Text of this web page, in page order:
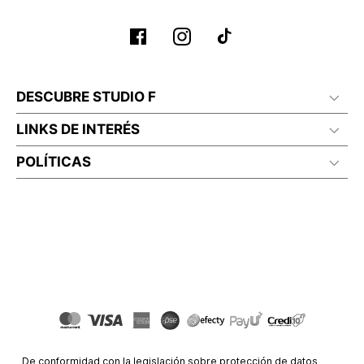
DESCUBRE STUDIO F
LINKS DE INTERÉS
POLÍTICAS
De conformidad con la legislación sobre protección de datos